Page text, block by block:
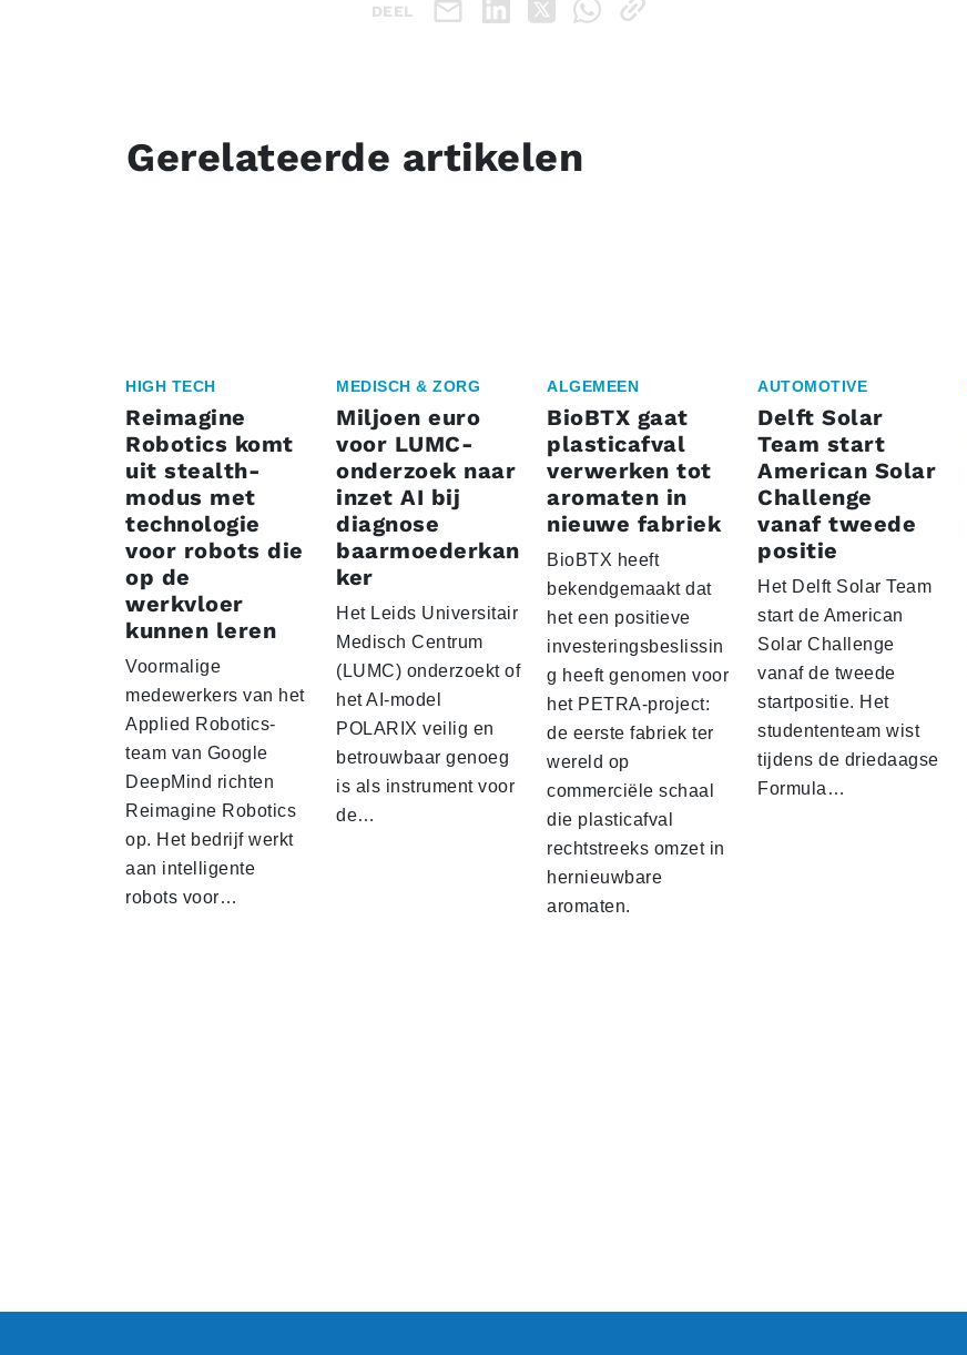
DEEL
Gerelateerde artikelen
HIGH TECH
Reimagine
Robotics komt
uit stealth-
modus met
technologie
voor robots die
op de
werkvloer
kunnen leren
Voormalige
medewerkers van het
Applied Robotics-
team van Google
DeepMind richten
Reimagine Robotics
op. Het bedrijf werkt
aan intelligente
robots voor…
MEDISCH & ZORG
Miljoen euro
voor LUMC-
onderzoek naar
inzet AI bij
diagnose
baarmoederkan
ker
Het Leids Universitair
Medisch Centrum
(LUMC) onderzoekt of
het AI-model
POLARIX veilig en
betrouwbaar genoeg
is als instrument voor
de…
ALGEMEEN
BioBTX gaat
plasticafval
verwerken tot
aromaten in
nieuwe fabriek
BioBTX heeft
bekendgemaakt dat
het een positieve
investeringsbeslissin
g heeft genomen voor
het PETRA-project:
de eerste fabriek ter
wereld op
commerciële schaal
die plasticafval
rechtstreeks omzet in
hernieuwbare
aromaten.
AUTOMOTIVE
Delft Solar
Team start
American Solar
Challenge
vanaf tweede
positie
Het Delft Solar Team
start de American
Solar Challenge
vanaf de tweede
startpositie. Het
studententeam wist
tijdens de driedaagse
Formula…